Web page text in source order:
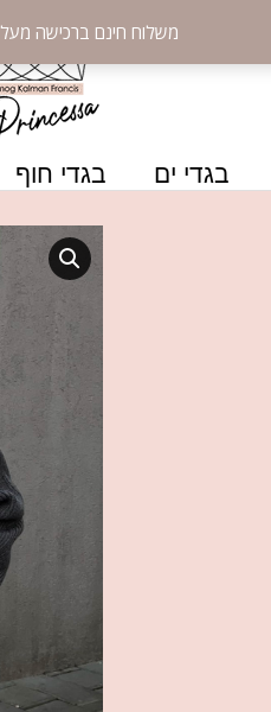
משלוח חינם ברכישה מעל 399 ש״ח
בגדי ים בגדי חוף